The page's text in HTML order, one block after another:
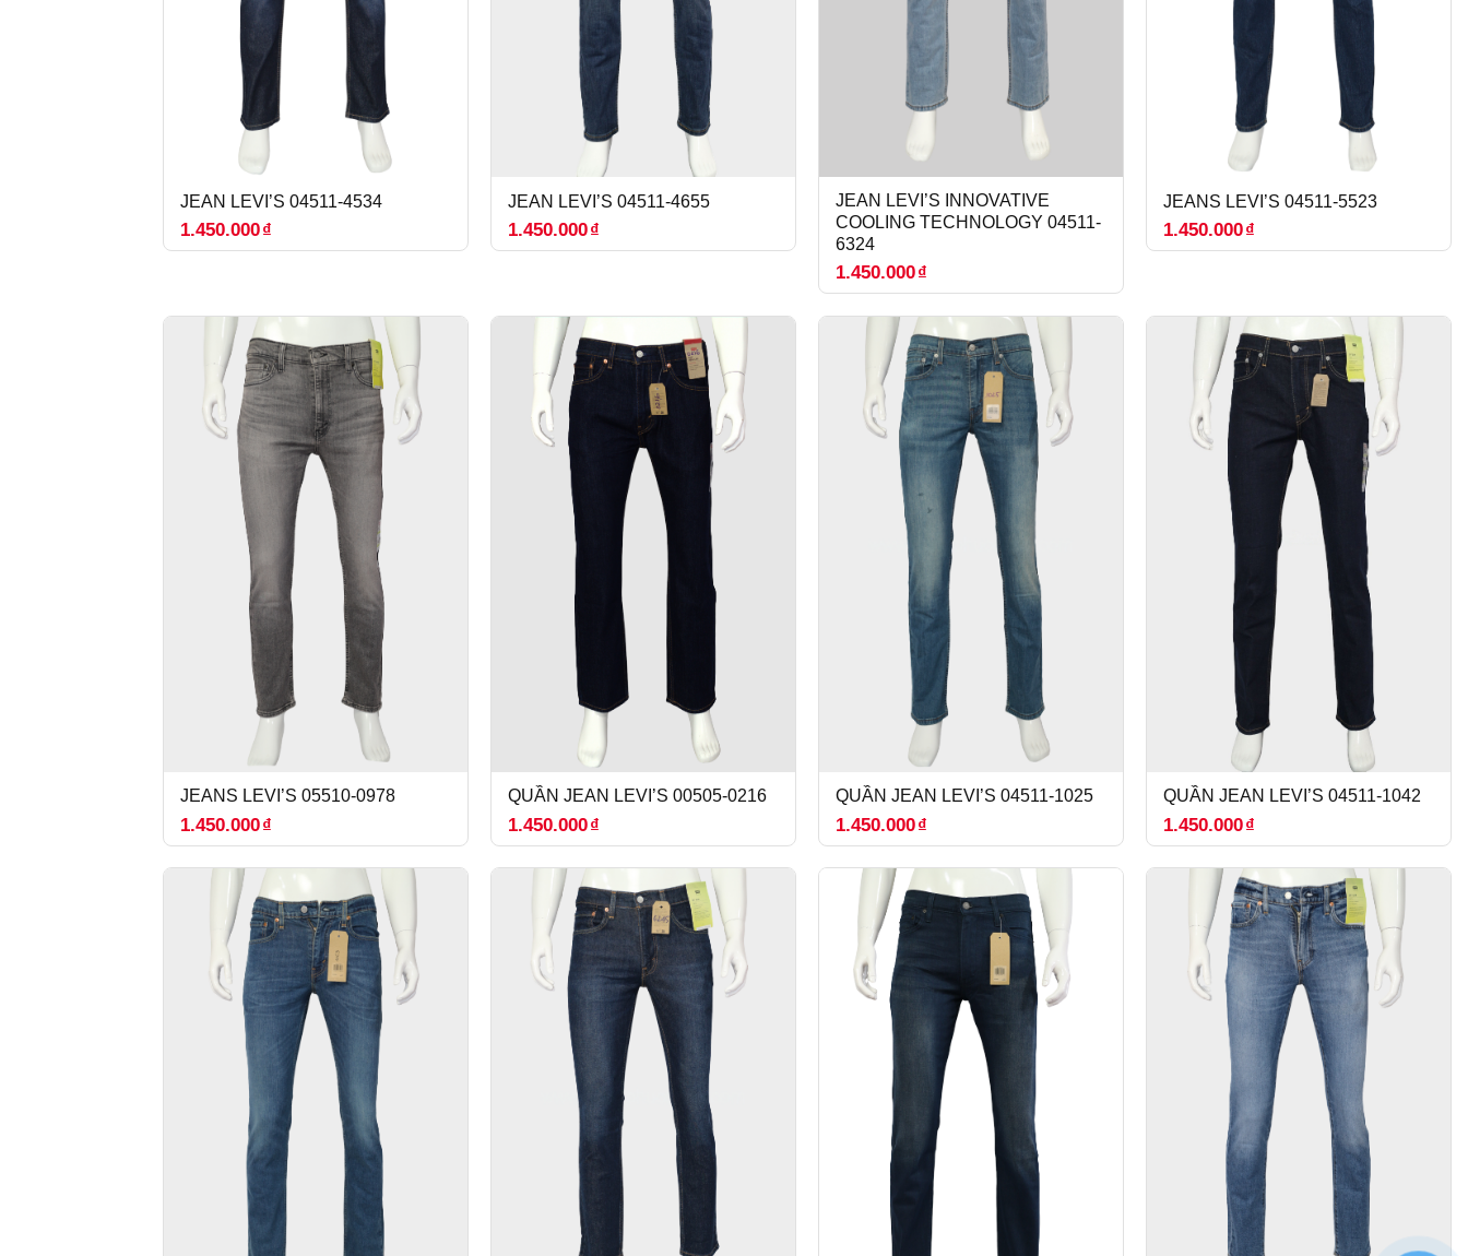
JEAN LEVI’S 04511-4534
1.450.000₫
JEAN LEVI’S 04511-4655
1.450.000₫
JEAN LEVI’S INNOVATIVE
COOLING TECHNOLOGY 04511-
6324
1.450.000₫
JEANS LEVI’S 04511-5523
1.450.000₫
JEANS LEVI’S 05510-0978
1.450.000₫
QUẦN JEAN LEVI’S 00505-0216
1.450.000₫
QUẦN JEAN LEVI’S 04511-1025
1.450.000₫
QUẦN JEAN LEVI’S 04511-1042
1.450.000₫